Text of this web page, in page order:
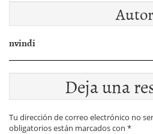
Autor
nvindi
Deja una
Tu dirección de correo electrónico no
obligatorios están marcados con *